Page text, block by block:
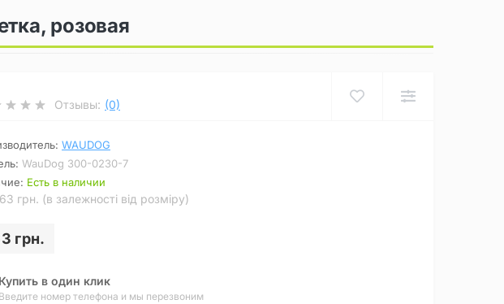
розовая
Отзывы: (0)
WAUDOG
WauDog 300-0230-7
Есть в наличии
грн. (в залежності від розміру)
грн.
Купить в один клик
Введите номер телефона и мы перезвоним